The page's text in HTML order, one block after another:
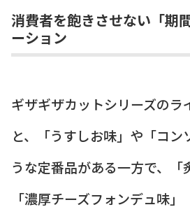
消費者を飽きさせない「期
ーション
ギザギザカットシリーズのラ
と、「うすしお味」や「コン
うな定番品がある一方で、「
「濃厚チーズフォンデュ味